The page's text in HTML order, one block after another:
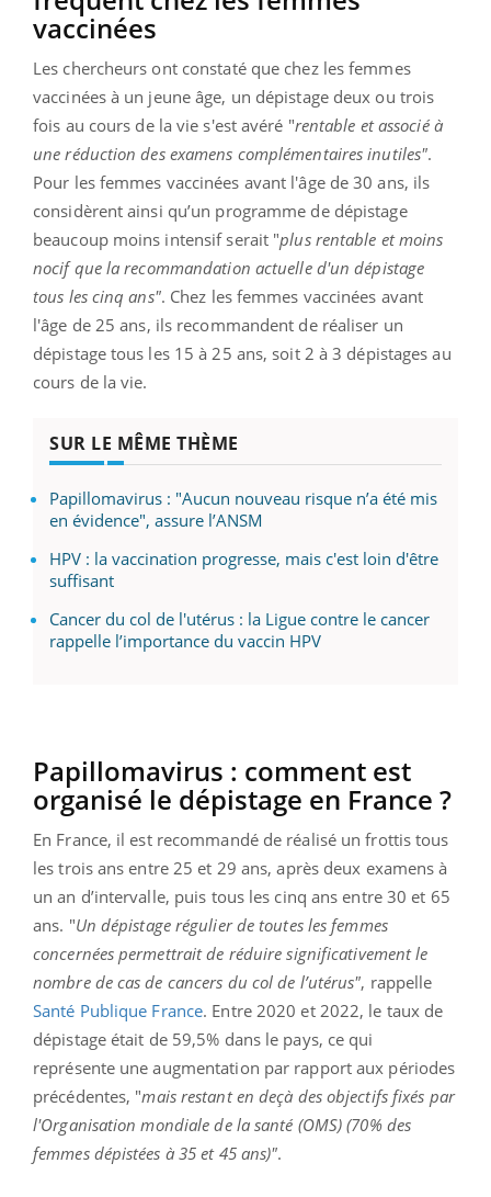
vaccinées
Les chercheurs ont constaté que chez les femmes
vaccinées à un jeune âge, un dépistage deux ou trois
fois au cours de la vie s'est avéré "rentable et associé à
une réduction des examens complémentaires inutiles".
Pour les femmes vaccinées avant l'âge de 30 ans, ils
considèrent ainsi qu’un programme de dépistage
beaucoup moins intensif serait "plus rentable et moins
nocif que la recommandation actuelle d'un dépistage
tous les cinq ans". Chez les femmes vaccinées avant
l'âge de 25 ans, ils recommandent de réaliser un
dépistage tous les 15 à 25 ans, soit 2 à 3 dépistages au
cours de la vie.
SUR LE MÊME THÈME
Papillomavirus : "Aucun nouveau risque n’a été mis
en évidence", assure l’ANSM
HPV : la vaccination progresse, mais c'est loin d'être
suffisant
Cancer du col de l'utérus : la Ligue contre le cancer
rappelle l’importance du vaccin HPV
Papillomavirus : comment est
organisé le dépistage en France ?
En France, il est recommandé de réalisé un frottis tous
les trois ans entre 25 et 29 ans, après deux examens à
un an d’intervalle, puis tous les cinq ans entre 30 et 65
ans. "Un dépistage régulier de toutes les femmes
concernées permettrait de réduire significativement le
nombre de cas de cancers du col de l’utérus", rappelle
Santé Publique France. Entre 2020 et 2022, le taux de
dépistage était de 59,5% dans le pays, ce qui
représente une augmentation par rapport aux périodes
précédentes, "mais restant en deçà des objectifs fixés par
l'Organisation mondiale de la santé (OMS) (70% des
femmes dépistées à 35 et 45 ans)".